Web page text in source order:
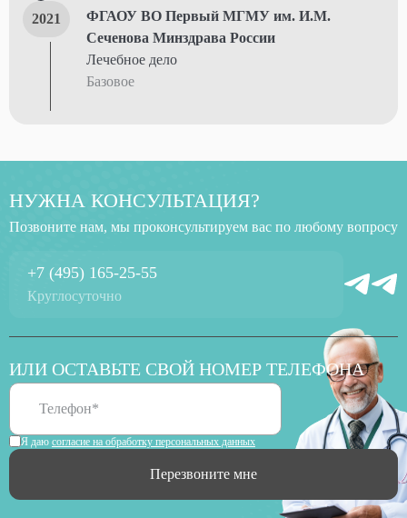
2021
ФГАОУ ВО Первый МГМУ им. И.М.
Сеченова Минздрава России
Лечебное дело
Базовое
НУЖНА КОНСУЛЬТАЦИЯ?
Позвоните нам, мы проконсультируем вас по любому вопросу
Круглосуточно
+7 (495) 165-25-55
ИЛИ ОСТАВЬТЕ СВОЙ НОМЕР ТЕЛЕФОНА
Я даю согласие на обработку персональных данных
Перезвоните мне